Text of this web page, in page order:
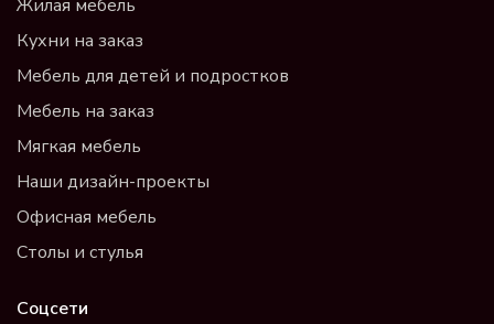
Жилая мебель
Кухни на заказ
Мебель для детей и подростков
Мебель на заказ
Мягкая мебель
Наши дизайн-проекты
Офисная мебель
Столы и стулья
Соцсети